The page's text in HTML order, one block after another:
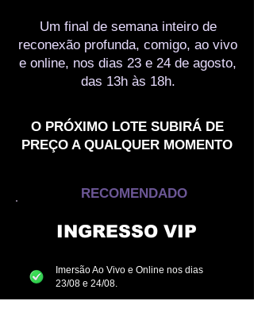
Um final de semana inteiro de
reconexão profunda, comigo, ao vivo
e online, nos dias 23 e 24 de agosto,
das 13h às 18h.
O PRÓXIMO LOTE SUBIRÁ DE
PREÇO A QUALQUER MOMENTO
INGRESSO VIP
Imersão Ao Vivo e Online nos dias
23/08 e 24/08.
RECOMENDADO